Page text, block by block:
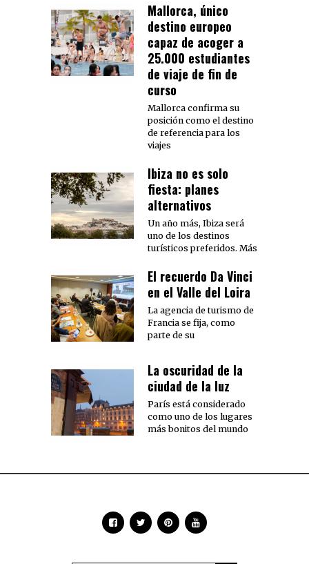
Mallorca, único
destino europeo
capaz de acoger a
25.000 estudiantes
de viaje de fin de
curso
Mallorca confirma su
posición como el destino
de referencia para los
viajes
Ibiza no es solo
fiesta: planes
alternativos
Un año más, Ibiza será
uno de los destinos
turísticos preferidos. Más
El recuerdo Da Vinci
en el Valle del Loira
La agencia de turismo de
Francia se fija, como
parte de su
La oscuridad de la
ciudad de la luz
París está considerado
como uno de los lugares
más bonitos del mundo